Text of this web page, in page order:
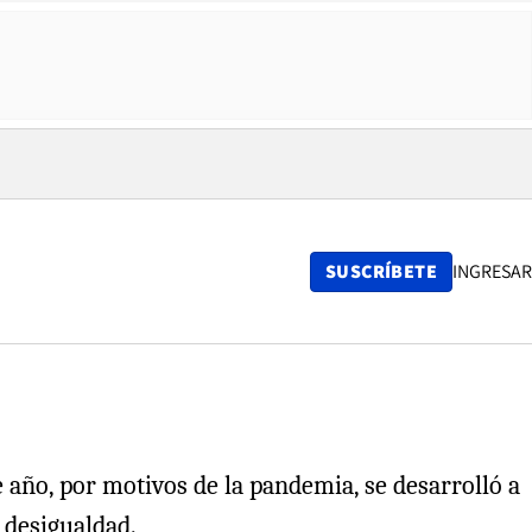
SUSCRÍBETE INGRESAR
por motivos de la pandemia, se desarrolló a